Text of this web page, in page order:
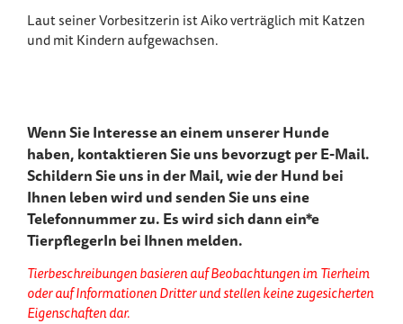
Laut seiner Vorbesitzerin ist Aiko verträglich mit Katzen
und mit Kindern aufgewachsen.
Wenn Sie Interesse an einem unserer Hunde
haben, kontaktieren Sie uns bevorzugt per E-Mail.
Schildern Sie uns in der Mail, wie der Hund bei
Ihnen leben wird und senden Sie uns eine
Telefonnummer zu. Es wird sich dann ein*e
TierpflegerIn bei Ihnen melden.
Tierbeschreibungen basieren auf Beobachtungen im Tierheim
oder auf Informationen Dritter und stellen keine zugesicherten
Eigenschaften dar.